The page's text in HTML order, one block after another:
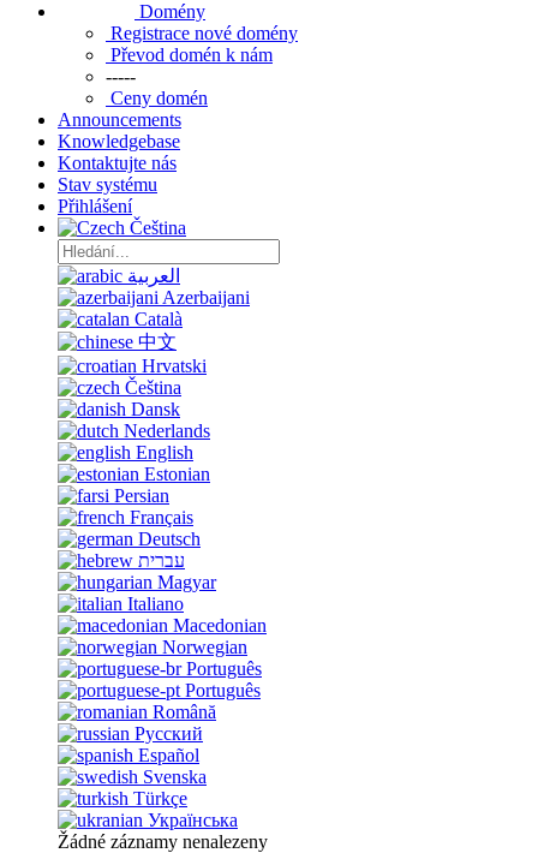
Domény
Registrace nové domény
Převod domén k nám
-----
Ceny domén
Announcements
Knowledgebase
Kontaktujte nás
Stav systému
Přihlášení
Čeština
العربية
Azerbaijani
Català
中文
Hrvatski
Čeština
Dansk
Nederlands
English
Estonian
Persian
Français
Deutsch
עברית
Magyar
Italiano
Macedonian
Norwegian
Português
Português
Română
Русский
Español
Svenska
Türkçe
Українська
Žádné záznamy nenalezeny